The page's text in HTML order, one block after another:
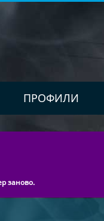
ПРОФИЛИ
заново.